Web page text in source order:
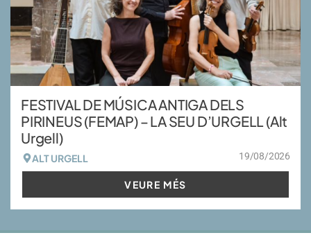
FESTIVAL DE MÚSICA ANTIGA DELS
PIRINEUS (FEMAP) – LA SEU D’URGELL (Alt
Urgell)
ALT URGELL 19/08/2026
VEURE MÉS